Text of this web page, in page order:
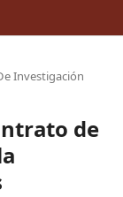
Investigación
de